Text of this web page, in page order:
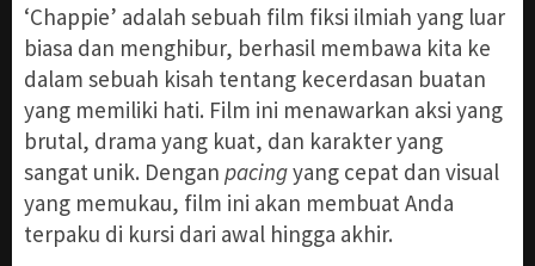
‘Chappie’ adalah sebuah film fiksi ilmiah yang luar
biasa dan menghibur, berhasil membawa kita ke
dalam sebuah kisah tentang kecerdasan buatan
yang memiliki hati. Film ini menawarkan aksi yang
brutal, drama yang kuat, dan karakter yang
sangat unik. Dengan pacingyang cepat dan visual
yang memukau, film ini akan membuat Anda
terpaku di kursi dari awal hingga akhir.